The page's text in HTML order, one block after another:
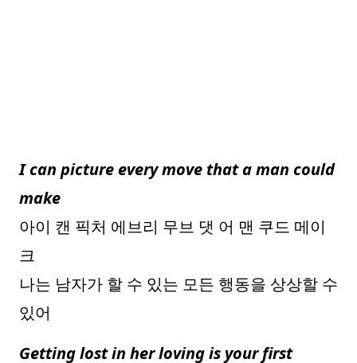
I can picture every move that a man could
make
아이 캔 픽처 에브리 무브 댓 어 맨 쿠드 메이
크
나는 남자가 할 수 있는 모든 행동을 상상할 수
있어
Getting lost in her loving is your first